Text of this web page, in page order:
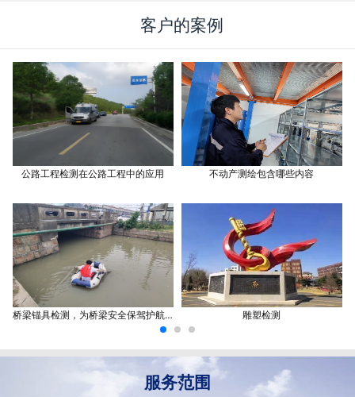
客户的案例
公路工程检测在公路工程中的应用
桥梁锚具检测，为桥梁安全保驾护航吗?
不动产测绘包含哪些内容
雕塑检测
服务范围